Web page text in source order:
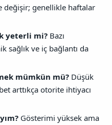
değişir; genellikle haftalar
yeterli mi? Bazı
sağlık ve iç bağlantı da
mümkün mü? Düşük
arttıkça otorite ihtiyacı
Gösterimi yüksek ama